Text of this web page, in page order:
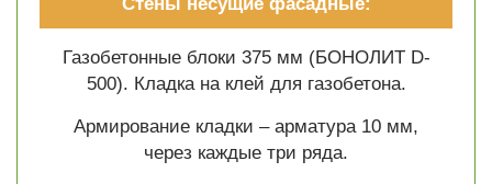
Газобетонные блоки 375 мм (БОНОЛИТ D-
500). Кладка на клей для газобетона.
Армирование кладки – арматура 10 мм,
через каждые три ряда.